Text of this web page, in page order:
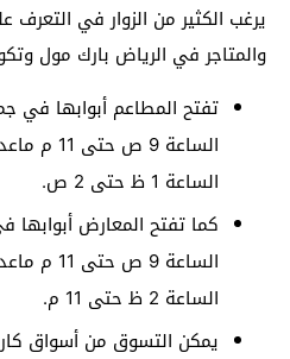
يرغب الكثير من الزوار في التعرف
والمتاجر في الرياض بارك مول
تفتح المطاعم أبوابها في
الساعة 9
الساعة 1 ظ حتى 2 ص.
كما تفتح المعارض أبوابها
الساعة 9
الساعة 2 ظ حتى 11 م.
يمكن التسوق من أسواق